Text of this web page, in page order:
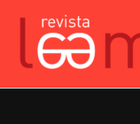
contenido